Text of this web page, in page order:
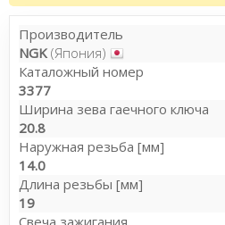
Производитель
NGK (Япония)
Каталожный номер
3377
Ширина зева гаечного ключа
20.8
Наружная резьба [мм]
14.0
Длина резьбы [мм]
19
Свеча зажигания